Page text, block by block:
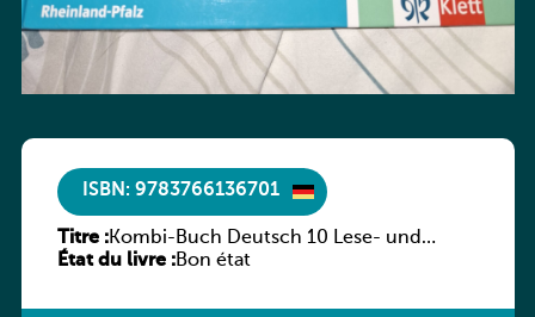
ISBN: 9783766136701
Titre :Kombi-Buch Deutsch 10 Lese- und
Sprachbuch
État du livre :Bon état